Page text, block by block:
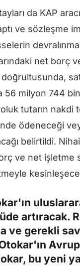
da KAP
ve sözleşme
net borç
56 milyon 744
tutarın nakdi
ödeneceği
belirtildi.
ve net
artıracak.
ve gerekli
bu yeni